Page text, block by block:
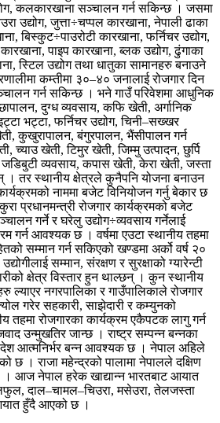
कलकारखाना सञ्चालन गर्न सकिन्छ । जसमा
उद्योग, जुत्ता÷चप्पल कारखाना, नेपाली ढाका
बिस्कुट÷पाउरोटी कारखाना, फर्निचर उद्योग,
पाइप कारखाना, ब्लक उद्योग, ढुंगाका
स्टिल उद्योग तथा धातुका सामानहरु बनाउने
कम्तीमा ३०–४० जनालाई रोजगार दिन
गर्न सकिन्छ । भने गाउँ परिवेशमा आधुनिक
दुग्ध व्यवसाय, कफि खेती, अर्गानिक
भट्टा, फर्निचर उद्योग, चिनी–सख्खर
कुखुरापालन, बंगुरपालन, भैंसीपालन गर्न
च्याउ खेती, टिमुर खेती, जिम्मु उत्पादन, छुर्पि
व्यवसाय, कपास खेती, केरा खेती, जस्ता
। तर स्थानीय क्षेत्रले कुनैपनि योजना बनाउन
नाममा बजेट विनियोजन गर्नु बेकार छ
प्रधानमन्त्री रोजगार कार्यक्रमको बजेट
गर्ने र घरेलु उद्योग÷व्यवसाय गर्नेलाई
गर्न आवश्यक छ । वर्षमा एउटा स्थानीय तहमा
सम्मान गर्न सकिएको खण्डमा अर्को वर्ष २०
सम्मान, संरक्षण र सुरक्षाको ग्यारेन्टी
क्षेत्र विस्तार हुन थाल्छन् । कुन स्थानीय
ल्याएर नगरपालिका र गाउँपालिकाले रोजगार
गरेर सहकारी, साझेदारी र कम्युनको
तहमा रोजगारका कार्यक्रम एकैपटक लागु गर्न
उन्मुखतिर जान्छ । राष्ट्र सम्पन्न बन्नका
देश आत्मनिर्भर बन्न आवश्यक छ । नेपाल अहिले
छ । राजा महेन्द्रको पालामा नेपालले दक्षिण
। आज नेपाल हरेक खाद्यान्न भारतबाट आयात
दाल–चामल–चिउरा, मसेउरा, तेलजस्ता
हुँदै आएको छ ।